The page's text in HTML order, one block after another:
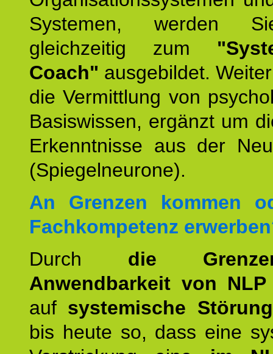
Systemen, werden
gleichzeitig zum
Coach" ausgebildet.
die Vermittlung von
Basiswissen, ergänzt um
Erkenntnisse aus der
(Spiegelneurone).
An Grenzen kommen
Fachkompetenz
Durch die
Anwendbarkeit von NLP
auf systemische
bis heute so, dass eine